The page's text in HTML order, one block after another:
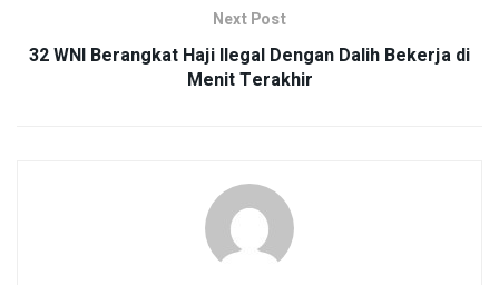
Next Post
32 WNI Berangkat Haji Ilegal Dengan Dalih Bekerja di
Menit Terakhir